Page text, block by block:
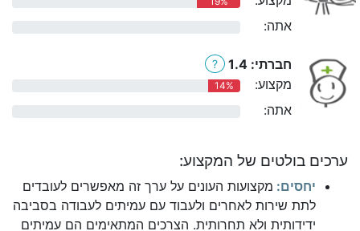
אתה:
חברתי: 1.4 ?
מקצוע: 14%
אתה:
ערכים בולטים של המקצוע:
יחסים: מקצועות העונים על ערך זה מאפשרים לעובדים
לתת שירות לאחרים ולעבוד עם עמיתים לעבודה בסביבה
ידידותית ולא תחרותית. הצרכים המתאימים הם עמיתים